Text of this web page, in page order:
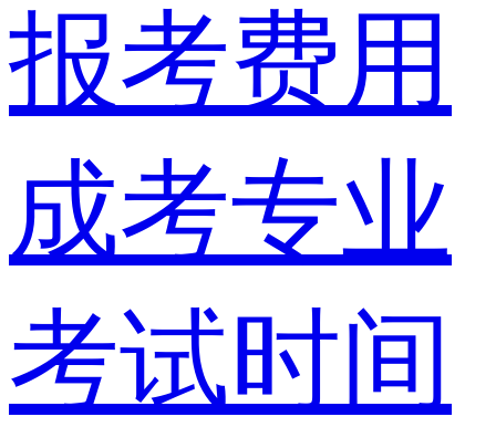
报考费用
成考专业
考试时间